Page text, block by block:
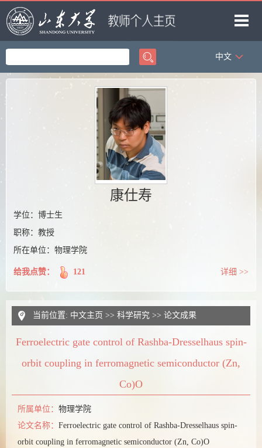
首页
中文
康仕寿
学位：博士生
职称：教授
所在单位：物理学院
给我点赞： 121 详细 >>
当前位置: 中文主页 >> 科学研究 >> 论文成果
Ferroelectric gate control of Rashba-Dresselhaus spin-
orbit coupling in ferromagnetic semiconductor (Zn,
Co)O
所属单位： 物理学院
论文名称： Ferroelectric gate control of Rashba-Dresselhaus spin-
orbit coupling in ferromagnetic semiconductor (Zn, Co)O